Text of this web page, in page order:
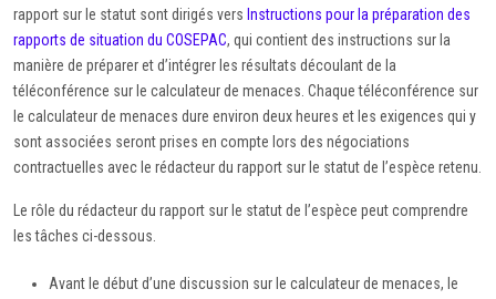
rapport sur le statut sont dirigés vers Instructions pour la préparation des
rapports de situation du COSEPAC, qui contient des instructions sur la
manière de préparer et d’intégrer les résultats découlant de la
téléconférence sur le calculateur de menaces. Chaque téléconférence sur
le calculateur de menaces dure environ deux heures et les exigences qui y
sont associées seront prises en compte lors des négociations
contractuelles avec le rédacteur du rapport sur le statut de l’espèce retenu.
Le rôle du rédacteur du rapport sur le statut de l’espèce peut comprendre
les tâches ci-dessous.
Avant le début d’une discussion sur le calculateur de menaces, le